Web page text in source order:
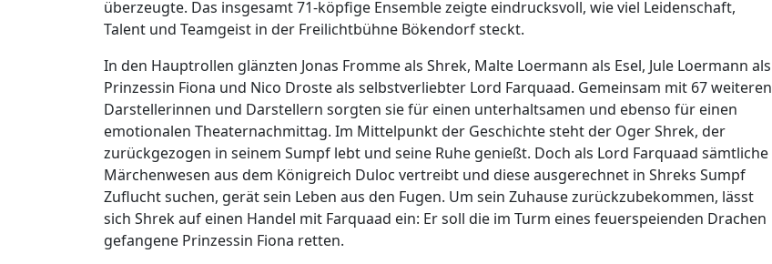
überzeugte. Das insgesamt 71-köpfige Ensemble zeigte eindrucksvoll, wie viel Leidenschaft,
Talent und Teamgeist in der Freilichtbühne Bökendorf steckt.
In den Hauptrollen glänzten Jonas Fromme als Shrek, Malte Loermann als Esel, Jule Loermann als
Prinzessin Fiona und Nico Droste als selbstverliebter Lord Farquaad. Gemeinsam mit 67 weiteren
Darstellerinnen und Darstellern sorgten sie für einen unterhaltsamen und ebenso für einen
emotionalen Theaternachmittag. Im Mittelpunkt der Geschichte steht der Oger Shrek, der
zurückgezogen in seinem Sumpf lebt und seine Ruhe genießt. Doch als Lord Farquaad sämtliche
Märchenwesen aus dem Königreich Duloc vertreibt und diese ausgerechnet in Shreks Sumpf
Zuflucht suchen, gerät sein Leben aus den Fugen. Um sein Zuhause zurückzubekommen, lässt
sich Shrek auf einen Handel mit Farquaad ein: Er soll die im Turm eines feuerspeienden Drachen
gefangene Prinzessin Fiona retten.